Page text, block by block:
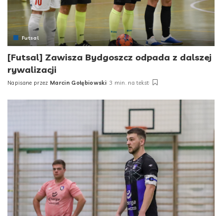
Futsal
[Futsal] Zawisza Bydgoszcz odpada z dalszej
rywalizacji
Posted
Napisane przez Marcin Gołębiowski 3 min. na tekst